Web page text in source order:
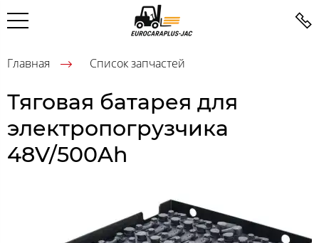
Главная Список запчастей
Тяговая батарея для
электропогрузчика
48V/500Ah